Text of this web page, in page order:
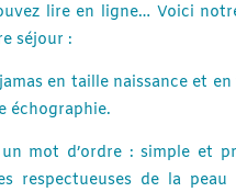
lire en ligne… Voici
séjour :
en taille naissance et
échographie.
mot d’ordre : simple et
respectueuses de la